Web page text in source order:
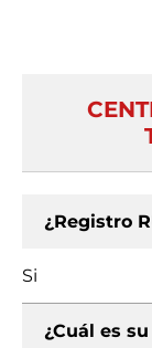
¿Registro
Si
¿Cuál es su